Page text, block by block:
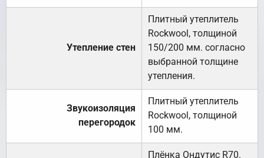
Утепление стен
Плитный утеплитель
Rockwool, толщиной
150/200 мм. согласно
выбранной толщине
утепления.
Звукоизоляция
перегородок
Плитный утеплитель
Rockwool, толщиной
100 мм.
Плёнка Ондутис R70.